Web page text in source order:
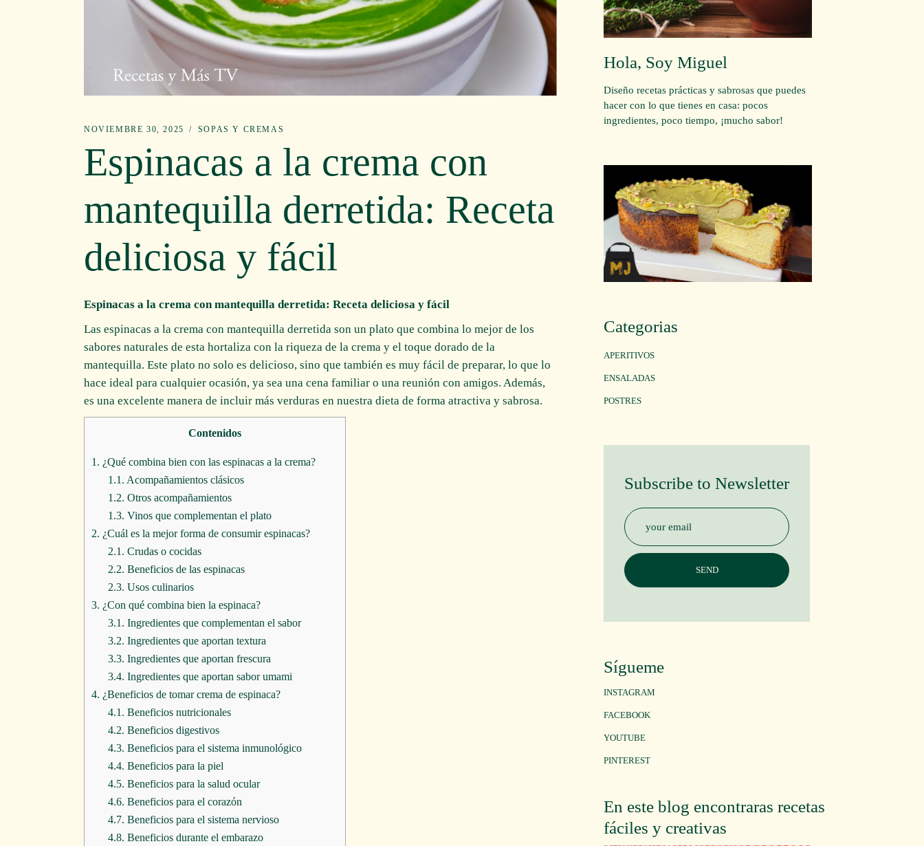
NOVIEMBRE 30, 2025 SOPAS Y CREMAS
Espinacas a la crema con
mantequilla derretida: Receta
deliciosa y fácil
Espinacas a la crema con mantequilla derretida: Receta deliciosa y fácil
Las espinacas a la crema con mantequilla derretida son un plato que combina lo mejor de los
sabores naturales de esta hortaliza con la riqueza de la crema y el toque dorado de la
mantequilla. Este plato no solo es delicioso, sino que también es muy fácil de preparar, lo que lo
hace ideal para cualquier ocasión, ya sea una cena familiar o una reunión con amigos. Además,
es una excelente manera de incluir más verduras en nuestra dieta de forma atractiva y sabrosa.
Contenidos
1. ¿Qué combina bien con las espinacas a la crema?
1.1. Acompañamientos clásicos
1.2. Otros acompañamientos
1.3. Vinos que complementan el plato
2. ¿Cuál es la mejor forma de consumir espinacas?
2.1. Crudas o cocidas
2.2. Beneficios de las espinacas
2.3. Usos culinarios
3. ¿Con qué combina bien la espinaca?
3.1. Ingredientes que complementan el sabor
3.2. Ingredientes que aportan textura
3.3. Ingredientes que aportan frescura
3.4. Ingredientes que aportan sabor umami
4. ¿Beneficios de tomar crema de espinaca?
4.1. Beneficios nutricionales
4.2. Beneficios digestivos
4.3. Beneficios para el sistema inmunológico
4.4. Beneficios para la piel
4.5. Beneficios para la salud ocular
4.6. Beneficios para el corazón
4.7. Beneficios para el sistema nervioso
4.8. Beneficios durante el embarazo
Hola, Soy Miguel
Diseño recetas prácticas y sabrosas que puedes
hacer con lo que tienes en casa: pocos
ingredientes, poco tiempo, ¡mucho sabor!
Categorias
APERITIVOS
ENSALADAS
POSTRES
Subscribe to Newsletter
Sígueme
INSTAGRAM
FACEBOOK
YOUTUBE
PINTEREST
En este blog encontraras recetas
fáciles y creativas